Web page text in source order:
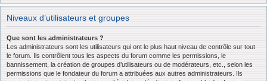
Niveaux d’utilisateurs et groupes
Que sont les administrateurs ?
Les administrateurs sont les utilisateurs qui ont le plus haut niveau de contrôle sur tout
le forum. Ils contrôlent tous les aspects du forum comme les permissions, le
bannissement, la création de groupes d’utilisateurs ou de modérateurs, etc., selon les
permissions que le fondateur du forum a attribuées aux autres administrateurs. Ils